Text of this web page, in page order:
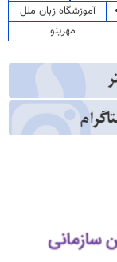
آموزشگاه زبان ملل
مهرینو